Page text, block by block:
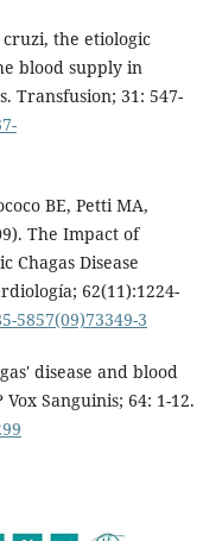
cruzi, the etiologic
blood supply in
Transfusion; 31: 547-
BE, Petti MA,
The Impact of
Chagas Disease
62(11):1224-
5857(09)73349-3
disease and blood
Sanguinis; 64: 1-12.